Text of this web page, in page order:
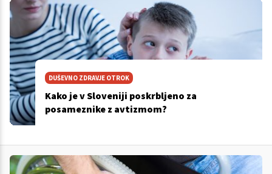
DUŠEVNO ZDRAVJE OTROK
Kako je v Sloveniji poskrbljeno za
posameznike z avtizmom?